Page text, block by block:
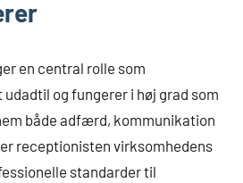
en central rolle som
og fungerer i høj grad som
både adfærd, kommunikation
receptionisten virksomhedens
standarder til